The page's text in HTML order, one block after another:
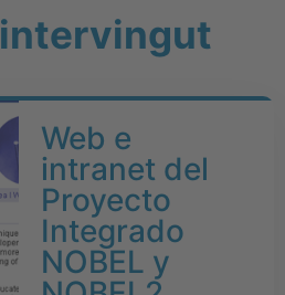
intervingut
Web e
intranet del
Proyecto
Integrado
NOBEL y